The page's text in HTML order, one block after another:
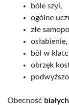
bóle szyi,
ogólne
złe
osłabienie,
ból w
obrzęk
Obecność